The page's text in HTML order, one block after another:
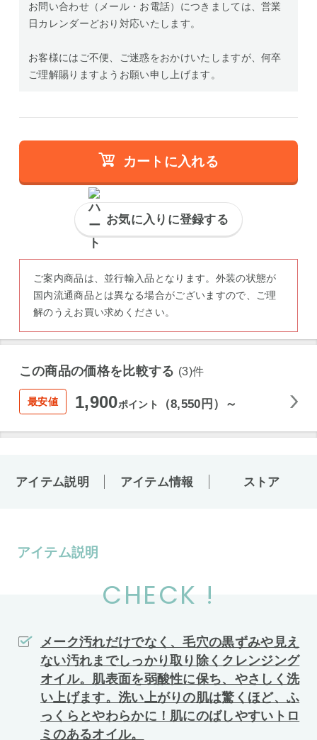
お問い合わせ（メール・お電話）につきましては、営業
日カレンダーどおり対応いたします。
お客様にはご不便、ご迷惑をおかけいたしますが、何卒
ご理解賜りますようお願い申し上げます。
カートに入れる
お気に入りに登録する
ご案内商品は、並行輸入品となります。外装の状態が
国内流通商品とは異なる場合がございますので、ご理
解のうえお買い求めください。
この商品の価格を比較する (3)件
最安値 1,900ポイント （8,550円）～
アイテム説明 アイテム情報 ストア
アイテム説明
CHECK !
メーク汚れだけでなく、毛穴の黒ずみや見え
ない汚れまでしっかり取り除くクレンジング
オイル。肌表面を弱酸性に保ち、やさしく洗
い上げます。洗い上がりの肌は驚くほど、ふ
っくらとやわらかに！肌にのばしやすいトロ
ミのあるオイル。